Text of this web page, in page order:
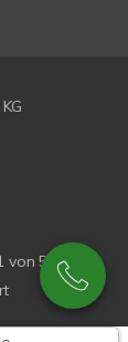
von5Sterne